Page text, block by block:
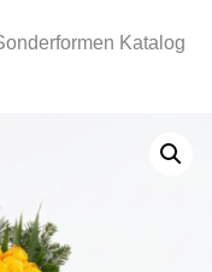
Katalog